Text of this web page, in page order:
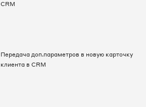
CRM
Передача доп.параметров в новую карточку
клиента в CRM